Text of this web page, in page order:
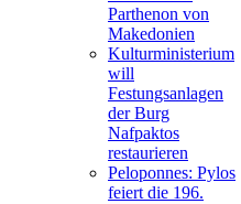
Parthenon von
Makedonien
Kulturministerium
will
Festungsanlagen
der Burg
Nafpaktos
restaurieren
Peloponnes: Pylos
feiert die 196.